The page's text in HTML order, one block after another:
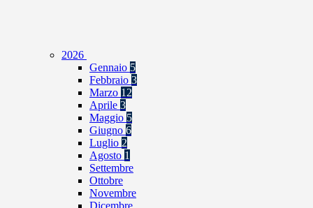
2026
Gennaio 5
Febbraio 3
Marzo 12
Aprile 3
Maggio 5
Giugno 6
Luglio 2
Agosto 1
Settembre
Ottobre
Novembre